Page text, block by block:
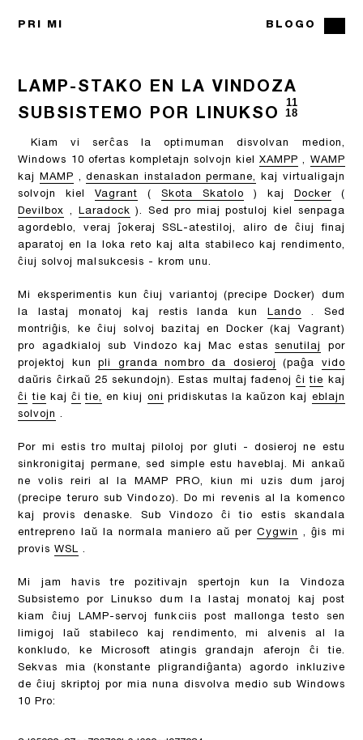
PRI MI BLOGO
LAMP-STAKO EN LA VINDOZA
SUBSISTEMO POR LINUKSO
11
18
Kiam vi serĉas la optimuman disvolvan medion,
Windows 10 ofertas kompletajn solvojn kielXAMPP , WAMP
kaj MAMP ,denaskan instaladon permane,
kaj virtualigajn
solvojn kielVagrant (Skota Skatolo ) kaj Docker(
Devilbox
, Laradock ). Sed pro miaj postuloj kiel senpaga
agordeblo, veraj ĵokeraj SSL-atestiloj, aliro de ĉiuj finaj
aparatoj en la loka reto kaj alta stabileco kaj rendimento,
ĉiuj solvoj malsukcesis - krom unu.
Mi eksperimentis kun ĉiuj variantoj (precipe Docker) dum
la lastaj monatoj kaj restis landa kun Lando . Sed
montriĝis, ke ĉiuj solvoj bazitaj en Docker (kaj Vagrant)
pro agadkialoj sub Vindozo kaj Mac estas senutilaj
por
projektoj kunpli granda nombro da dosieroj (paĝa vido
daŭris ĉirkaŭ 25 sekundojn). Estas multaj fadenojĉi tie kaj
ĉi tie kaj ĉi tie, en kiuj oni pridiskutas la kaŭzon kaj eblajn
solvojn .
Por mi estis tro multaj piloloj por gluti - dosieroj ne estu
sinkronigitaj permane, sed simple estu haveblaj. Mi ankaŭ
ne volis reiri al la MAMP PRO, kiun mi uzis dum jaroj
(precipe teruro sub Vindozo). Do mi revenis al la komenco
kaj provis denaske. Sub Vindozo ĉi tio estis skandala
entrepreno laŭ la normala maniero aŭ perCygwin
, ĝis mi
provisWSL .
Mi jam havis tre pozitivajn spertojn kun la Vindoza
Subsistemo por Linukso dum la lastaj monatoj kaj post
kiam ĉiuj LAMP-servoj funkciis post mallonga testo sen
limigoj laŭ stabileco kaj rendimento, mi alvenis al la
konkludo, ke Microsoft atingis grandajn aferojn ĉi tie.
Sekvas mia (konstante pligrandiĝanta) agordo inkluzive
de ĉiuj skriptoj por mia nuna disvolva medio sub Windows
10 Pro: